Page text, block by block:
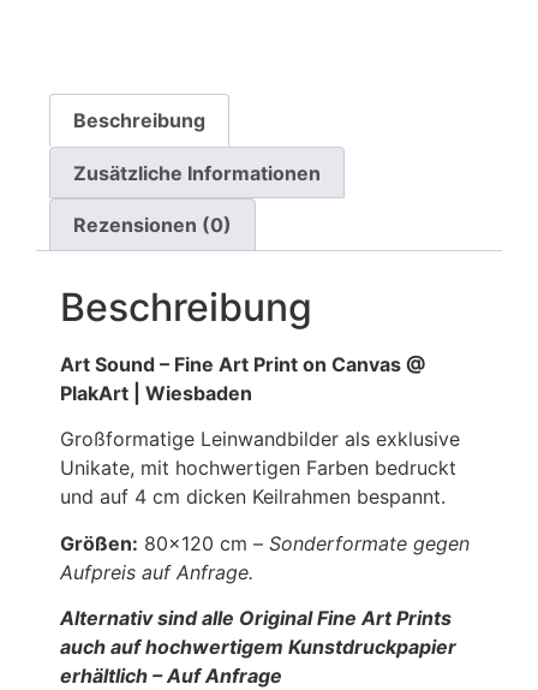
Beschreibung
Zusätzliche Informationen
Rezensionen (0)
Beschreibung
Art Sound – Fine Art Print on Canvas @
PlakArt | Wiesbaden
Großformatige Leinwandbilder als exklusive
Unikate, mit hochwertigen Farben bedruckt
und auf 4 cm dicken Keilrahmen bespannt.
Größen: 80×120 cm – Sonderformate gegen
Aufpreis auf Anfrage.
Alternativ sind alle Original Fine Art Prints
auch auf hochwertigem Kunstdruckpapier
erhältlich – Auf Anfrage